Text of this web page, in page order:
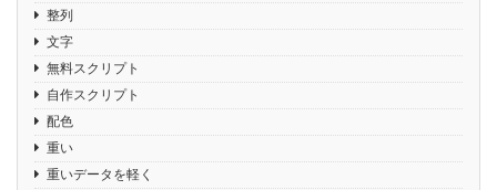
整列
文字
無料スクリプト
自作スクリプト
配色
重い
重いデータを軽く